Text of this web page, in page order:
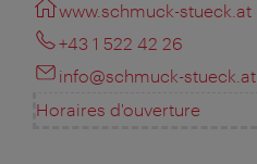
www.schmuck-stueck.at
+43 1 522 42 26
info@schmuck-stueck.at
Horaires d'ouverture